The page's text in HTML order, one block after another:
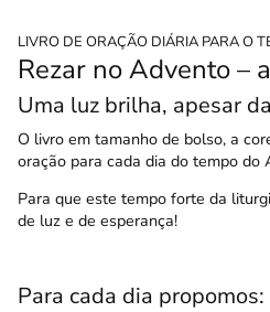
LIVRO DE ORAÇÃO DIÁRIA PARA O
Rezar no Advento –
Uma luz brilha, apesar
O livro em tamanho de bolso, a
oração para cada dia do tempo do
Para que este tempo forte da
de luz e de esperança!
Para cada dia propomos: